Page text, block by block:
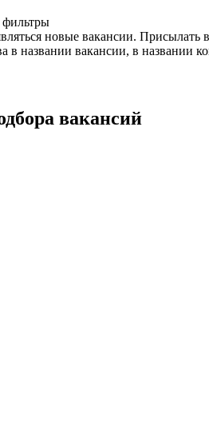
фильтры
новые вакансии. Присылать
в названии вакансии, в названии
вакансий